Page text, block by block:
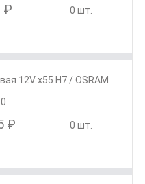
₽ 0 шт.
12V х55 Н7 / OSRAM
₽ 0 шт.